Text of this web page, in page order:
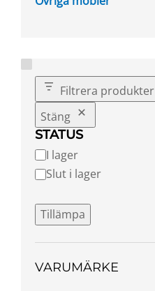
Filtrera produkter
Stäng
STATUS
Tillgänglighet
I lager
Slut i lager
Tillämpa
VARUMÄRKE